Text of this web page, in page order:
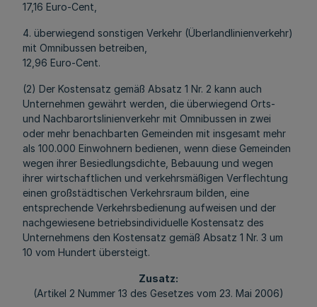
17,16 Euro-Cent,
4. überwiegend sonstigen Verkehr (Überlandlinienverkehr)
mit Omnibussen betreiben,
12,96 Euro-Cent.
(2) Der Kostensatz gemäß Absatz 1 Nr. 2 kann auch
Unternehmen gewährt werden, die überwiegend Orts-
und Nachbarortslinienverkehr mit Omnibussen in zwei
oder mehr benachbarten Gemeinden mit insgesamt mehr
als 100.000 Einwohnern bedienen, wenn diese Gemeinden
wegen ihrer Besiedlungsdichte, Bebauung und wegen
ihrer wirtschaftlichen und verkehrsmäßigen Verflechtung
einen großstädtischen Verkehrsraum bilden, eine
entsprechende Verkehrsbedienung aufweisen und der
nachgewiesene betriebsindividuelle Kostensatz des
Unternehmens den Kostensatz gemäß Absatz 1 Nr. 3 um
10 vom Hundert übersteigt.
Zusatz:
(Artikel 2 Nummer 13 des Gesetzes vom 23. Mai 2006)